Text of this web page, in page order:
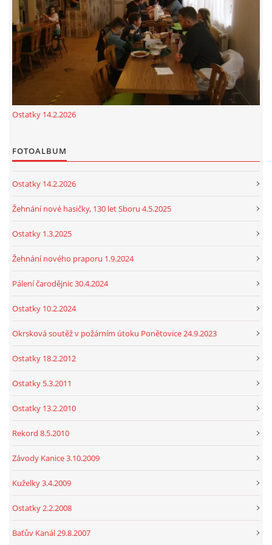
cenekji@seznam.cz
© 2026 eStránky.cz | RSS|Tisk| Nahoru ↑
Ostatky 14.2.2026
FOTOALBUM
Ostatky 14.2.2026
Žehnání nové hasičky, 130 let Sboru 4.5.2025
Ostatky 1.3.2025
Žehnání nového praporu 1.9.2024
Pálení čarodějnic 30.4.2024
Ostatky 10.2.2024
Okrsková soutěž v požárním útoku Ponětovice 24.9.2023
Ostatky 18.2.2012
Ostatky 5.3.2011
Ostatky 13.2.2010
Rekord 8.5.2010
Závody Kanice 3.10.2009
Kuželky 3.4.2009
Ostatky 2.2.2008
Baťův Kanál 29.8.2007